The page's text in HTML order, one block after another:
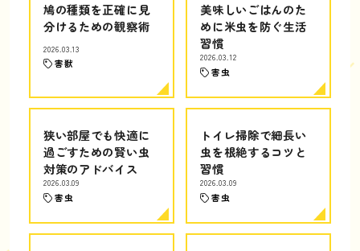
鳩の種類を正確に見
分けるための観察術
2026.03.13
害獣
美味しいごはんのた
めに米虫を防ぐ生活
習慣
2026.03.12
害虫
狭い部屋でも快適に
過ごすための賢い虫
対策のアドバイス
2026.03.09
害虫
トイレ掃除で細長い
虫を根絶するコツと
習慣
2026.03.09
害虫